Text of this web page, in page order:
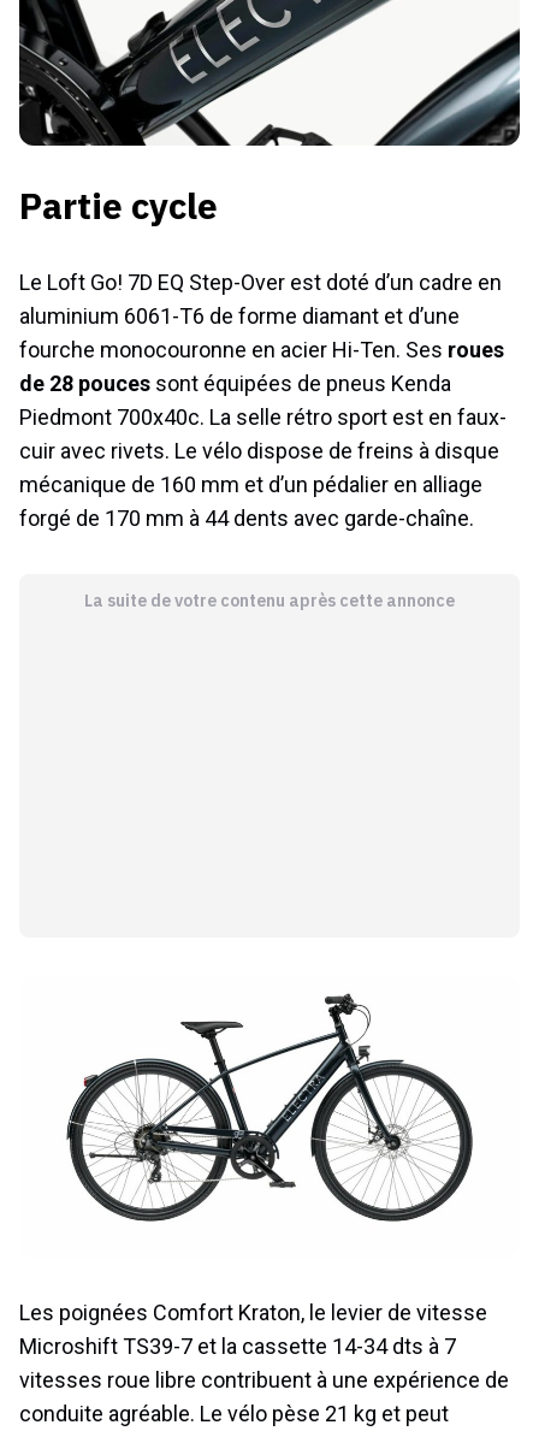
Partie cycle
Le Loft Go! 7D EQ Step-Over est doté d’un cadre en
aluminium 6061-T6 de forme diamant et d’une
fourche monocouronne en acier Hi-Ten. Ses roues
de 28 pouces sont équipées de pneus Kenda
Piedmont 700x40c. La selle rétro sport est en faux-
cuir avec rivets. Le vélo dispose de freins à disque
mécanique de 160 mm et d’un pédalier en alliage
forgé de 170 mm à 44 dents avec garde-chaîne.
La suite de votre contenu après cette annonce
Les poignées Comfort Kraton, le levier de vitesse
Microshift TS39-7 et la cassette 14-34 dts à 7
vitesses roue libre contribuent à une expérience de
conduite agréable. Le vélo pèse 21 kg et peut